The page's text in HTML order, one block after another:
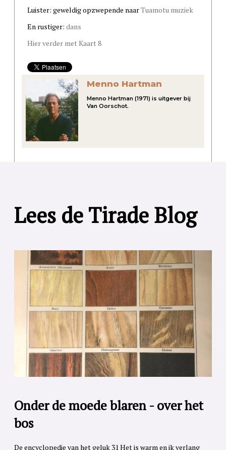
Luister: geweldig opzwepende naarTuamotu muziek
En rustiger: dans
Hier verder met Kaart 8
Menno Hartman
Menno Hartman (1971) is uitgever bij
Van Oorschot.
Lees de Tirade Blog
Onder de moede blaren - over het
bos
De encyclopedie van het geluk 31 Het is warm en ik verlang